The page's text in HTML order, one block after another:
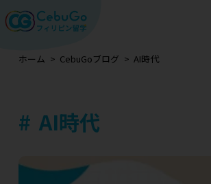
ホーム CebuGoブログ AI時代
AI時代